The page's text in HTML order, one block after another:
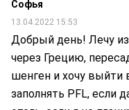
Софья
13.04.2022 15:53
Добрый день! Лечу
через Грецию,
шенген и хочу выйти
заполнять PFL, если